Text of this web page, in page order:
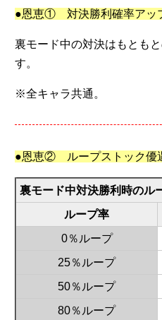
●恩恵① 対決勝利確率アッ
裏モード中の対決はもともと
す。
※全キャラ共通。
●恩恵② ループストック優
裏モード中対決勝利時のル
ループ率
0％ループ
25％ループ
50％ループ
80％ループ